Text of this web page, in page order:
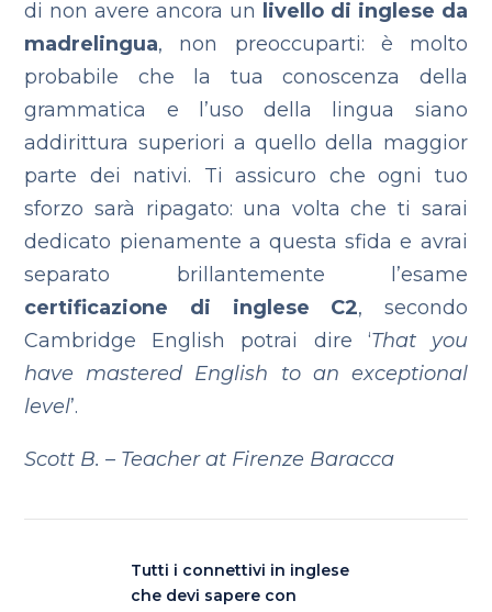
di non avere ancora un
livello di inglese da
madrelingua, non preoccuparti: è molto
probabile che la tua conoscenza della
grammatica e l’uso della lingua siano
addirittura superiori a quello della maggior
parte dei nativi. Ti assicuro che ogni tuo
sforzo sarà ripagato: una volta che ti sarai
dedicato pienamente a questa sfida e avrai
separato brillantemente l’esame
certificazione di inglese C2, secondo
Cambridge English potrai dire ‘That you
have mastered English to an exceptional
level’.
Scott B. – Teacher at Firenze Baracca
Tutti i connettivi in inglese
che devi sapere con